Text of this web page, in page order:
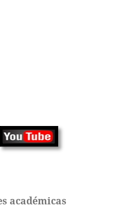
académicas